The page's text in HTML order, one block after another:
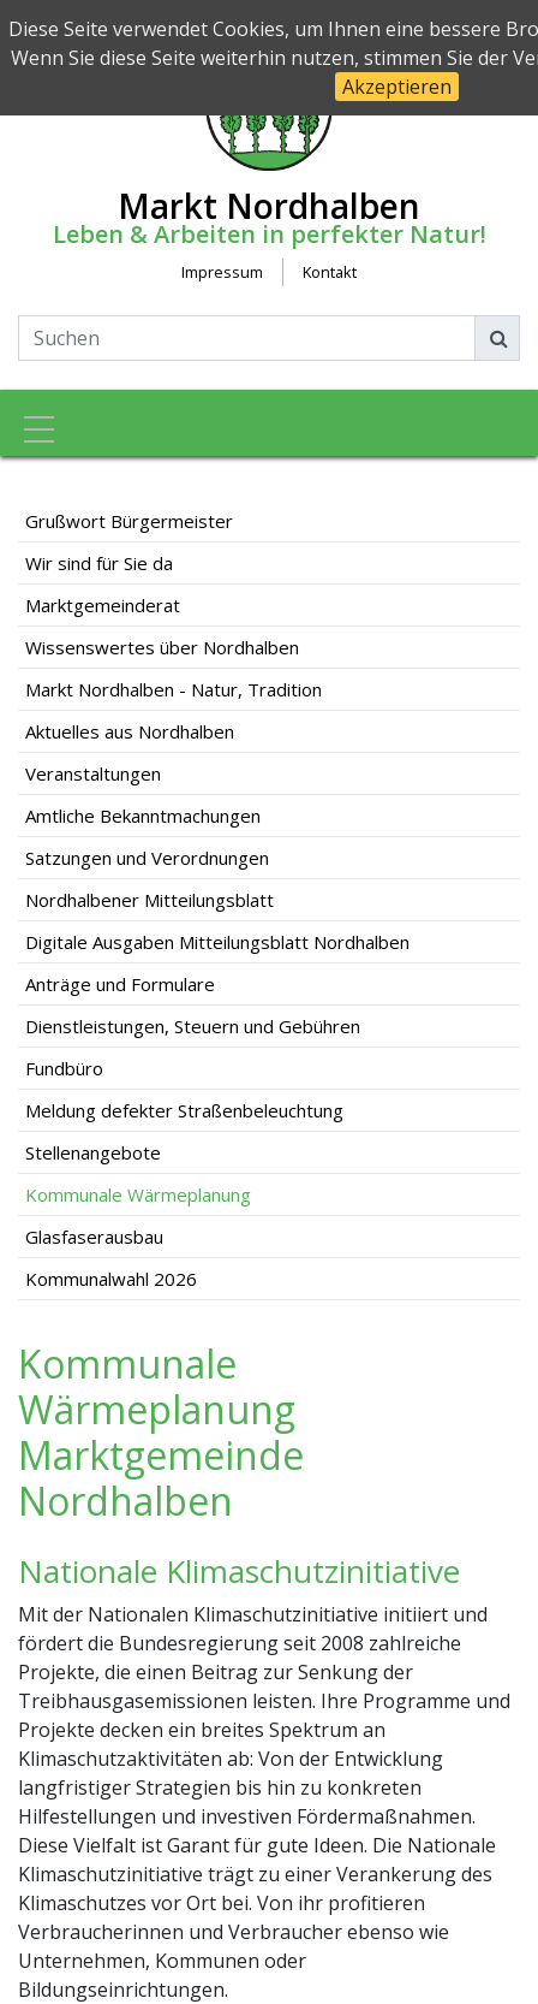
Diese Seite verwendet Cookies, um Ihnen eine bessere
Wenn Sie diese Seite weiterhin nutzen, stimmen Sie der
Akzeptieren
Markt Nordhalben
Leben & Arbeiten in perfekter Natur!
Impressum Kontakt
Toggle navigation
Grußwort Bürgermeister
Wir sind für Sie da
Marktgemeinderat
Wissenswertes über Nordhalben
Markt Nordhalben - Natur, Tradition
Aktuelles aus Nordhalben
Veranstaltungen
Amtliche Bekanntmachungen
Satzungen und Verordnungen
Nordhalbener Mitteilungsblatt
Digitale Ausgaben Mitteilungsblatt Nordhalben
Anträge und Formulare
Dienstleistungen, Steuern und Gebühren
Fundbüro
Meldung defekter Straßenbeleuchtung
Stellenangebote
Kommunale Wärmeplanung
Glasfaserausbau
Kommunalwahl 2026
Kommunale
Wärmeplanung
Marktgemeinde
Nordhalben
Nationale Klimaschutzinitiative
Mit der Nationalen Klimaschutzinitiative initiiert und
fördert die Bundesregierung seit 2008 zahlreiche
Projekte, die einen Beitrag zur Senkung der
Treibhausgasemissionen leisten. Ihre Programme und
Projekte decken ein breites Spektrum an
Klimaschutzaktivitäten ab: Von der Entwicklung
langfristiger Strategien bis hin zu konkreten
Hilfestellungen und investiven Fördermaßnahmen.
Diese Vielfalt ist Garant für gute Ideen. Die Nationale
Klimaschutzinitiative trägt zu einer Verankerung des
Klimaschutzes vor Ort bei. Von ihr profitieren
Verbraucherinnen und Verbraucher ebenso wie
Unternehmen, Kommunen oder
Bildungseinrichtungen.